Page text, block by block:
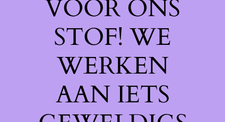
VOOR ONS
STOF! WE
WERKEN
AAN IETS